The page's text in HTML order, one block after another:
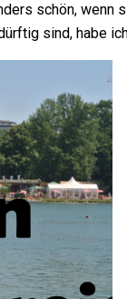
schön, wenn
sind, habe